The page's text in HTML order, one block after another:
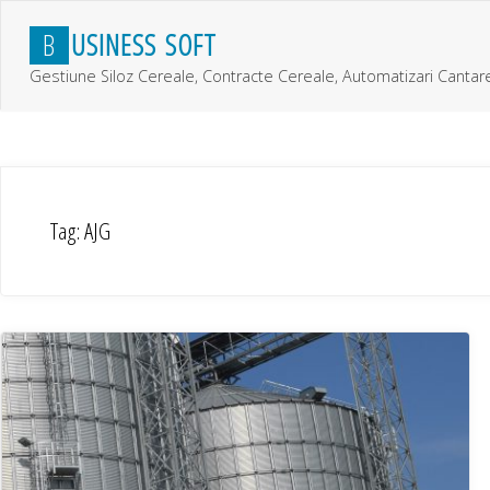
content
B USINESS SOFT
Gestiune Siloz Cereale, Contracte Cereale, Automatizari
Tag:AJG